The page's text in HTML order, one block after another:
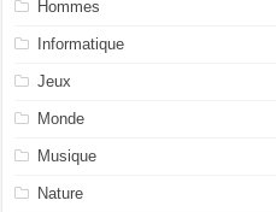
Hommes
Informatique
Jeux
Monde
Musique
Nature